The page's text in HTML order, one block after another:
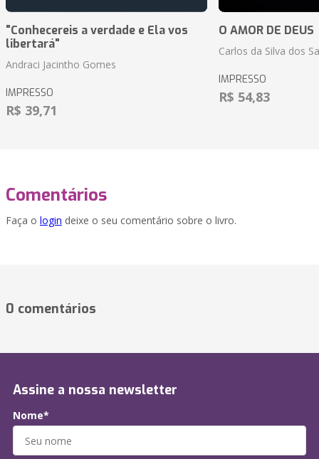
"Conhecereis a verdade e Ela vos
libertará"
Andraci Jacintho Gomes
IMPRESSO
R$ 39,71
O AMOR DE DEUS
Carlos da Silva dos
IMPRESSO
R$ 54,83
Comentários
Faça o login deixe o seu comentário sobre o livro.
0 comentários
Assine a nossa newsletter
Nome*